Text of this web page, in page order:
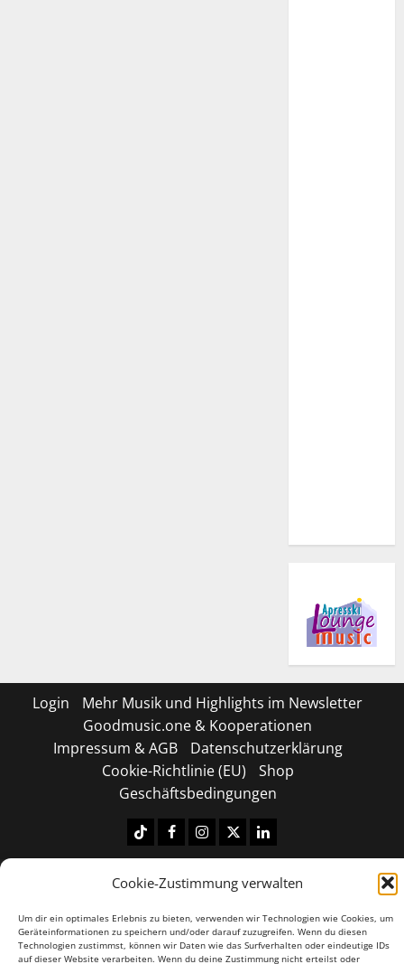
Cookie-Zustimmung verwalten
Um dir ein optimales Erlebnis zu bieten, verwenden wir Technologien wie Cookies, um
Geräteinformationen zu speichern und/oder darauf zuzugreifen. Wenn du diesen
Technologien zustimmst, können wir Daten wie das Surfverhalten oder eindeutige IDs
auf dieser Website verarbeiten. Wenn du deine Zustimmung nicht erteilst oder
Login
Mehr Musik und Highlights im Newsletter
Goodmusic.one & Kooperationen
Impressum & AGB
Datenschutzerklärung
Cookie-Richtlinie (EU)
Shop
Geschäftsbedingungen
TiktokFacebook
Instagram
X LinkedIN
Copyright © 2026 All rights reserved.|MoreNews
by